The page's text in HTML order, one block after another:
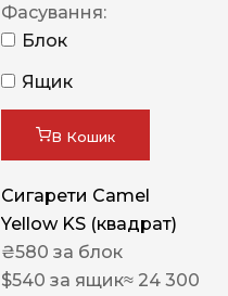
Фасування:
Блок
Ящик
В Кошик
Сигарети Camel
Yellow KS (квадрат)
₴580 за блок
$540 за ящик≈ 24 300